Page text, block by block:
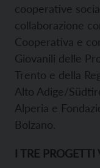
cooperative
collaborazione
Cooperativa e
Giovanili delle
Trento e della
Alto Adige/
Alperia e
Bolzano.
I TRE